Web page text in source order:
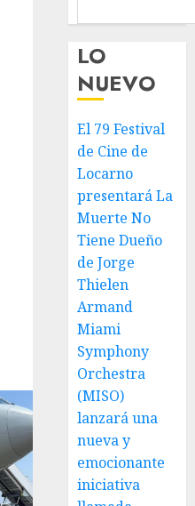
LO
NUEVO
El 79 Festival
de Cine de
Locarno
presentará La
Muerte No
Tiene Dueño
de Jorge
Thielen
Armand
Miami
Symphony
Orchestra
(MISO)
lanzará una
nueva y
emocionante
iniciativa